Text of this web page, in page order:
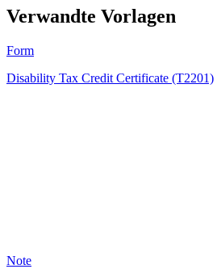
Verwandte Vorlagen
Form
Disability Tax Credit Certificate (T2201)
Note